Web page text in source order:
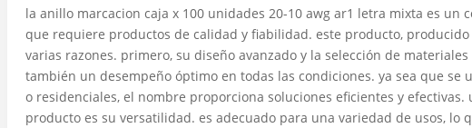
la anillo marcacion caja x 100 unidades 20-10 awg ar1 letra mixta es un
que requiere productos de calidad y fiabilidad. este producto,
varias razones. primero, su diseño avanzado y la selección de
también un desempeño óptimo en todas las condiciones. ya sea que
o residenciales, el nombre proporciona soluciones eficientes y
producto es su versatilidad. es adecuado para una variedad de usos, lo